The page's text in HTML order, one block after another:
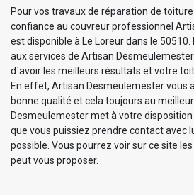
Pour vos travaux de réparation de
confiance au couvreur professionnel
est disponible à Le Loreur dans le
aux services de Artisan
d`avoir les meilleurs résultats et votre
En effet, Artisan Desmeulemester vous
bonne qualité et cela toujours au
Desmeulemester met à votre
que vous puissiez prendre contact avec
possible. Vous pourrez voir sur ce site
peut vous proposer.